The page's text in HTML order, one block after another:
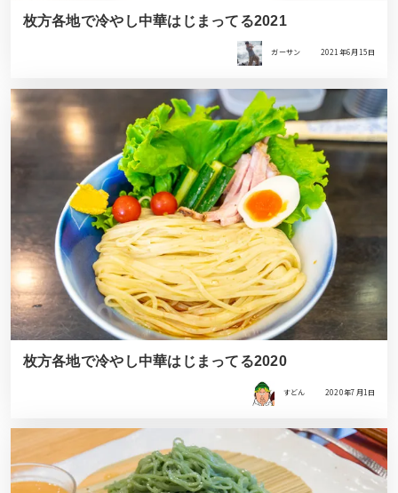
枚方各地で冷やし中華はじまってる2021
ガーサン 2021年6月15日
枚方各地で冷やし中華はじまってる2020
すどん 2020年7月1日